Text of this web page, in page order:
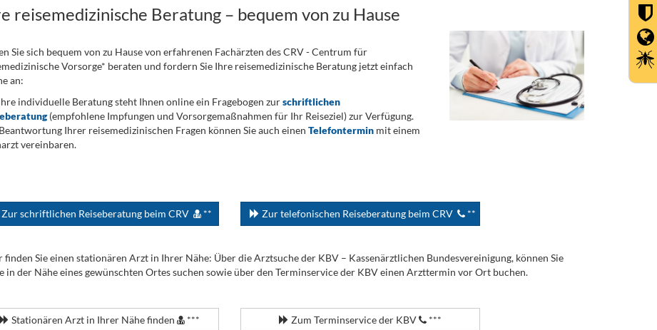
reisemedizinische Beratung – bequem von zu Hause
Sie sich bequem von zu Hause von erfahrenen Fachärzten des CRV - Centrum für
Vorsorge* beraten und fordern Sie Ihre reisemedizinische Beratung jetzt einfach
an:
individuelle Beratung steht Ihnen online ein Fragebogen zurschriftlichen
(empfohlene Impfungen und Vorsorgemaßnahmen für Ihr Reiseziel) zur Verfügung.
Ihrer reisemedizinischen Fragen können Sie auch einen Telefonterminmit einem
vereinbaren.
Zur schriftlichen Reiseberatung beim CRV ** Zur telefonischen Reiseberatung beim CRV **
finden Sie einen stationären Arzt in Ihrer Nähe: Über die Arztsuche der KBV – Kassenärztlichen Bundesvereinigung, können Sie
in der Nähe eines gewünschten Ortes suchen sowie über den Terminservice der KBV einen Arzttermin vor Ort buchen.
Stationären Arzt in Ihrer Nähe finden *** Zum Terminservice der KBV ***